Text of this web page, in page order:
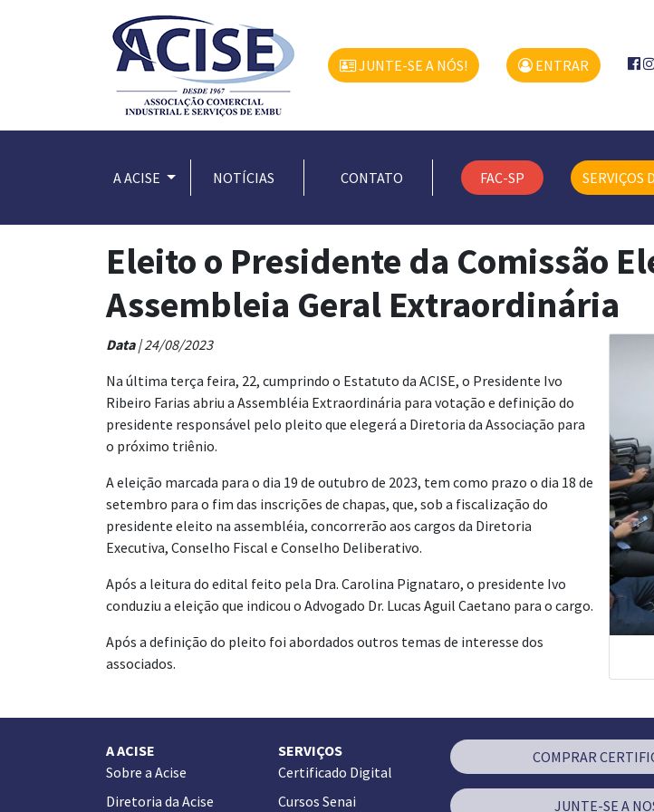
JUNTE-SE A NÓS! ENTRAR
A ACISE NOTÍCIAS CONTATO FAC-SP SERVIÇOS
Eleito o Presidente da Comissão
Assembleia Geral Extraordinária
Data| 24/08/2023
Na última terça feira, 22, cumprindo o Estatuto da ACISE, o Presidente Ivo
Ribeiro Farias abriu a Assembléia Extraordinária para votação e definição do
presidente responsável pelo pleito que elegerá a Diretoria da Associação para
o próximo triênio.
A eleição marcada para o dia 19 de outubro de 2023, tem como prazo o dia 18 de
setembro para o fim das inscrições de chapas, que, sob a fiscalização do
presidente eleito na assembléia, concorrerão aos cargos da Diretoria
Executiva, Conselho Fiscal e Conselho Deliberativo.
Após a leitura do edital feito pela Dra. Carolina Pignataro, o presidente Ivo
conduziu a eleição que indicou o Advogado Dr. Lucas Aguil Caetano para o cargo.
Após a definição do pleito foi abordados outros temas de interesse dos
associados.
A ACISE
Sobre a Acise
Diretoria da Acise
SERVIÇOS
Certificado Digital
Cursos Senai
COMPRAR
JUNTE-SE A